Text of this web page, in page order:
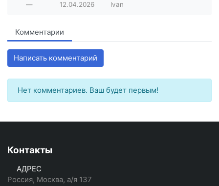
— 12.04.2026 lvan
Комментарии
Написать комментарий
Нет комментариев. Ваш будет первым!
Контакты
АДРЕС
Россия, Москва, а/я 137